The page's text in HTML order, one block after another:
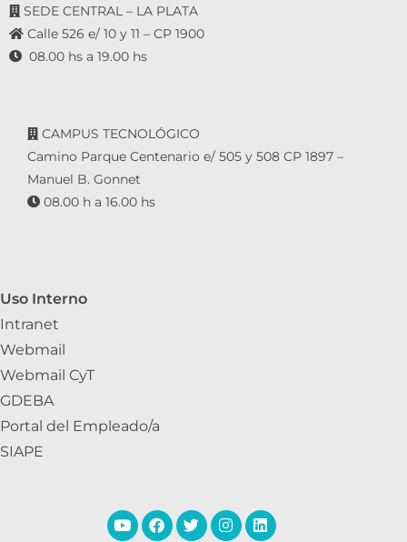
SEDE CENTRAL – LA PLATA
Calle 526 e/ 10 y 11 – CP 1900
08.00 hs a 19.00 hs
CAMPUS TECNOLÓGICO
Camino Parque Centenario e/ 505 y 508 CP 1897 –
Manuel B. Gonnet
08.00 h a 16.00 hs
Uso Interno
Intranet
Webmail
Webmail CyT
GDEBA
Portal del Empleado/a
SIAPE